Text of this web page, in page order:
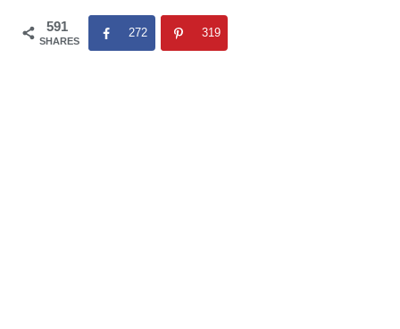
591
SHARES
272 319